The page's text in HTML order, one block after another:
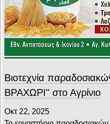
Βιοτεχνία
ΒΡΑΧΩΡΙ" στο Αγρίνιο
Οκτ 22, 2025